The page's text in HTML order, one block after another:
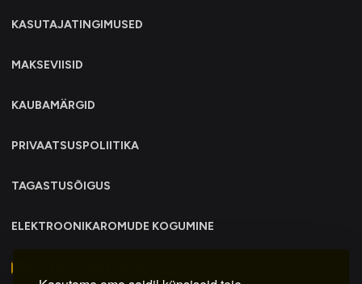
KASUTAJATINGIMUSED
MAKSEVIISID
KAUBAMÄRGID
PRIVAATSUSPOLIITIKA
TAGASTUSÕIGUS
ELEKTROONIKAROMUDE KOGUMINE